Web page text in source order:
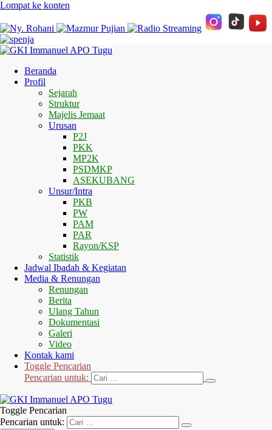
Lompat ke konten
Beranda
Profil
Sejarah
Struktur
Majelis Jemaat
Urusan
P2J
PKK
MP2K
PSDMKP
ASEKUBANG
Unsur/Intra
PKB
PW
PAM
PAR
Rayon/KSP
Statistik
Jadwal Ibadah & Kegiatan
Media & Renungan
Renungan
Berita
Ulang Tahun
Dokumentasi
Galeri
Video
Kontak kami
Toggle Pencarian
Pencarian untuk:
Toggle Pencarian
Pencarian untuk: